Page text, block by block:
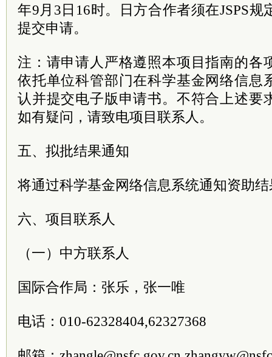
年9月3日16时。日方合作者须在JSPS规
提交申请。
注：请申请人严格遵照本项目指南的各
依托单位科管部门在科学基金网络信息
认并提交电子版申请书。不符合上述要
如有疑问，请致电项目联系人。
五、拟批结果通知
将通过科学基金网络信息系统通知资助
六、项目联系人
（一）中方联系人
国际合作局：张乐，张一唯
电话：010-62328404,62327368